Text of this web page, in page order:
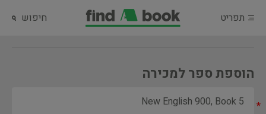
תפריט חיפוש
הוספת ספר למכירה
*